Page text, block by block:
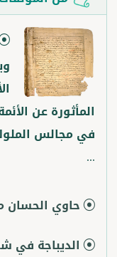
المأثورة عن
في مجالس
...
حاوي الحسان
الديباجة في